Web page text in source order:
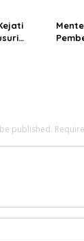
published.